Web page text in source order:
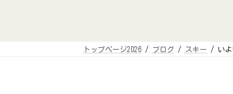
トップページ2026 ブログ スキー い